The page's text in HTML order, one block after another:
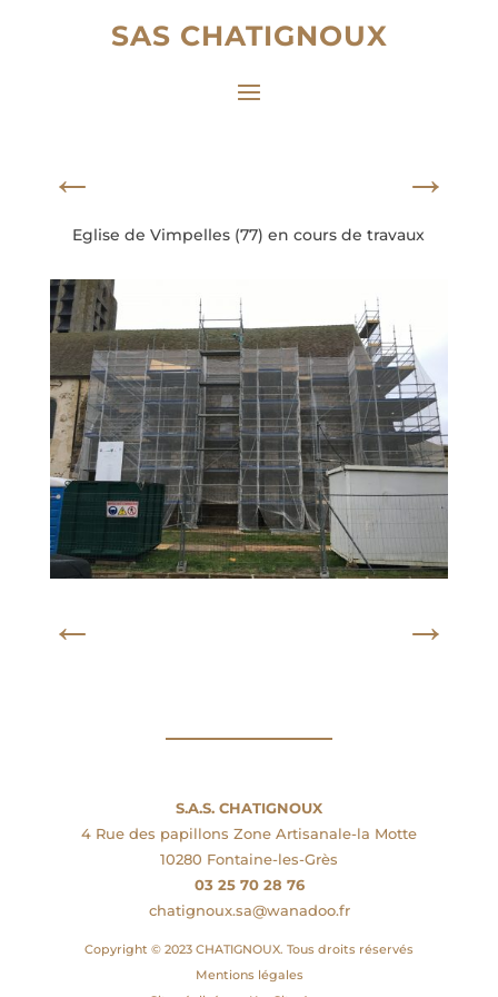
SAS CHATIGNOUX
← →
Eglise de Vimpelles (77) en cours de travaux
← →
S.A.S. CHATIGNOUX
4 Rue des papillons Zone Artisanale-la Motte
10280 Fontaine-les-Grès
03 25 70 28 76
chatignoux.sa@wanadoo.fr
Copyright © 2023 CHATIGNOUX. Tous droits réservés
Mentions légales